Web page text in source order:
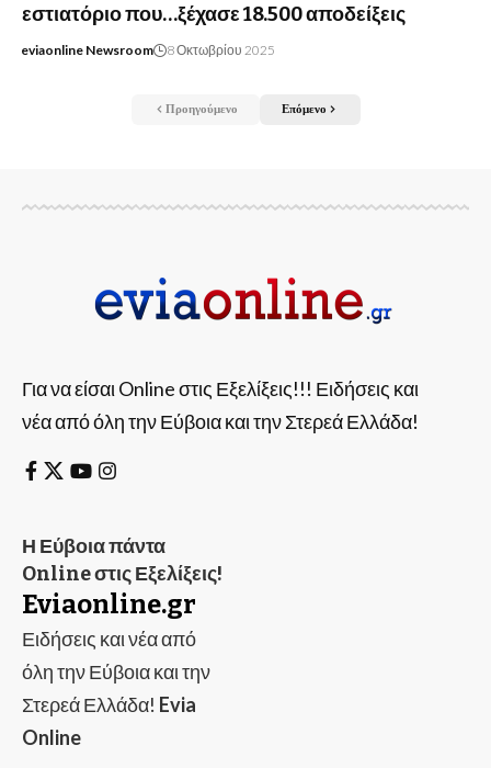
εστιατόριο που…ξέχασε 18.500 αποδείξεις
eviaonline Newsroom 8 Οκτωβρίου 2025
Προηγούμενο Επόμενο
Για να είσαι Online στις Εξελίξεις!!! Ειδήσεις και
νέα από όλη την Εύβοια και την Στερεά Ελλάδα!
Η Εύβοια πάντα
Online στις Εξελίξεις!
Eviaonline.gr
Ειδήσεις και νέα από
όλη την Εύβοια και την
Στερεά Ελλάδα! Evia
Online